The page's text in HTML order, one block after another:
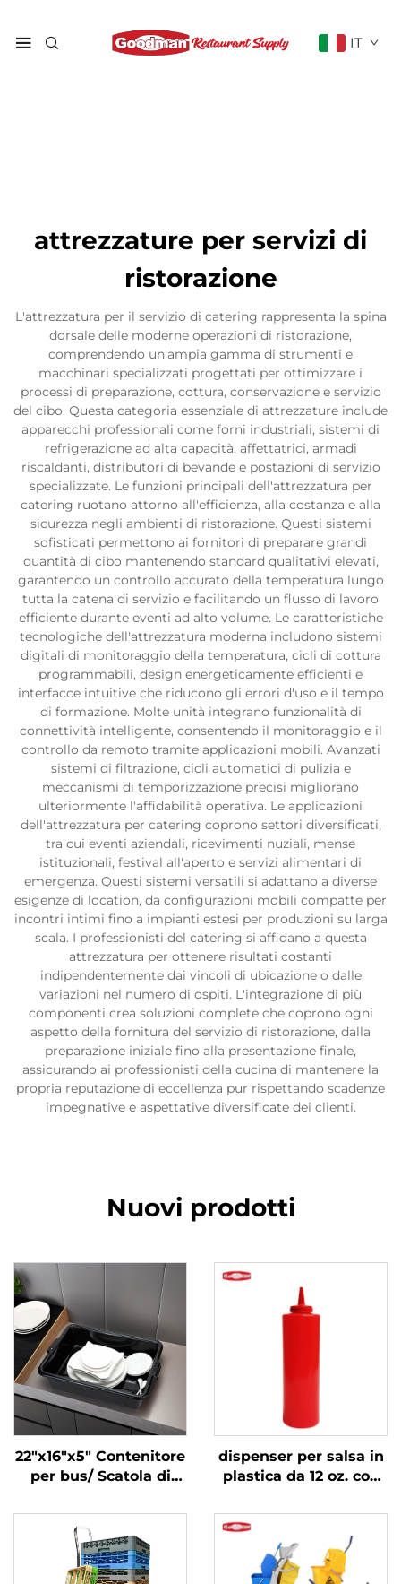
IT
attrezzature per servizi di
ristorazione
L'attrezzatura per il servizio di catering rappresenta la spina
dorsale delle moderne operazioni di ristorazione,
comprendendo un'ampia gamma di strumenti e
macchinari specializzati progettati per ottimizzare i
processi di preparazione, cottura, conservazione e servizio
del cibo. Questa categoria essenziale di attrezzature include
apparecchi professionali come forni industriali, sistemi di
refrigerazione ad alta capacità, affettatrici, armadi
riscaldanti, distributori di bevande e postazioni di servizio
specializzate. Le funzioni principali dell'attrezzatura per
catering ruotano attorno all'efficienza, alla costanza e alla
sicurezza negli ambienti di ristorazione. Questi sistemi
sofisticati permettono ai fornitori di preparare grandi
quantità di cibo mantenendo standard qualitativi elevati,
garantendo un controllo accurato della temperatura lungo
tutta la catena di servizio e facilitando un flusso di lavoro
efficiente durante eventi ad alto volume. Le caratteristiche
tecnologiche dell'attrezzatura moderna includono sistemi
digitali di monitoraggio della temperatura, cicli di cottura
programmabili, design energeticamente efficienti e
interfacce intuitive che riducono gli errori d'uso e il tempo
di formazione. Molte unità integrano funzionalità di
connettività intelligente, consentendo il monitoraggio e il
controllo da remoto tramite applicazioni mobili. Avanzati
sistemi di filtrazione, cicli automatici di pulizia e
meccanismi di temporizzazione precisi migliorano
ulteriormente l'affidabilità operativa. Le applicazioni
dell'attrezzatura per catering coprono settori diversificati,
tra cui eventi aziendali, ricevimenti nuziali, mense
istituzionali, festival all'aperto e servizi alimentari di
emergenza. Questi sistemi versatili si adattano a diverse
esigenze di location, da configurazioni mobili compatte per
incontri intimi fino a impianti estesi per produzioni su larga
scala. I professionisti del catering si affidano a questa
attrezzatura per ottenere risultati costanti
indipendentemente dai vincoli di ubicazione o dalle
variazioni nel numero di ospiti. L'integrazione di più
componenti crea soluzioni complete che coprono ogni
aspetto della fornitura del servizio di ristorazione, dalla
preparazione iniziale fino alla presentazione finale,
assicurando ai professionisti della cucina di mantenere la
propria reputazione di eccellenza pur rispettando scadenze
impegnative e aspettative diversificate dei clienti.
Nuovi prodotti
22"x16"x5" Contenitore
per bus/ Scatola di
Polipropilene, Nero
dispenser per salsa in
plastica da 12 oz. con
polietilene, rosso